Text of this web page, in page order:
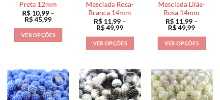
do
produto
na
página
do
produto
página
do
produto
Preta 12mm
R$10,99 –
R$45,99Faixa
preço:
R$ 10,99
através
VER OPÇÕES
várias
variantes.
As
Mesclada Rosa-
Branca 14mm
R$11,99 –
R$49,99Faixa
preço:
R$ 11,99
através
VER OPÇÕES
tem
várias
variantes.
Mesclada Lilás-
Rosa 14mm
R$11,99 –
R$49,99Faixa
preço:
R$
através
VER OPÇÕES
tem
várias
variantes.